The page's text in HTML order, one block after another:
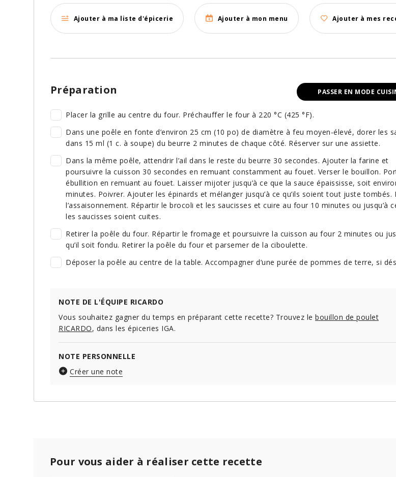
Ajouter à ma liste d'épicerie Ajouter à mon menu Ajouter à mes
PASSER EN MODE
Préparation
Placer la grille au centre du four. Préchauffer le four à 220 °C (425 °F).
Dans une poêle en fonte d’environ 25 cm (10 po) de diamètre à feu moyen-élevé, dorer les
dans 15 ml (1 c. à soupe) du beurre 2 minutes de chaque côté. Réserver sur une assiette.
Dans la même poêle, attendrir l’ail dans le reste du beurre 30 secondes. Ajouter la farine et
poursuivre la cuisson 30 secondes en remuant constamment au fouet. Verser le bouillon.
ébullition en remuant au fouet. Laisser mijoter jusqu’à ce que la sauce épaississe, soit
minutes. Poivrer. Ajouter les épinards et mélanger jusqu’à ce qu’ils soient tout juste tombés.
l’assaisonnement. Répartir le brocoli et les saucisses et cuire au four 10 minutes ou jusqu’à
les saucisses soient cuites.
Retirer la poêle du four. Répartir le fromage et poursuivre la cuisson au four 2 minutes ou
qu’il soit fondu. Retirer la poêle du four et parsemer de la ciboulette.
Déposer la poêle au centre de la table. Accompagner d’une purée de pommes de terre, si
NOTE DE L'ÉQUIPE RICARDO
Vous souhaitez gagner du temps en préparant cette recette? Trouvez le bouillon de poulet
RICARDO, dans les épiceries IGA.
NOTE PERSONNELLE
Créer une note
Pour vous aider à réaliser cette recette